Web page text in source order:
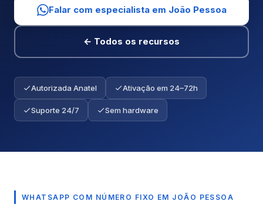
Falar com especialista em João Pessoa
← Todos os recursos
Autorizada Anatel Ativação em 24–72h
Suporte 24/7 Sem hardware
WHATSAPP COM NÚMERO FIXO EM JOÃO PESSOA